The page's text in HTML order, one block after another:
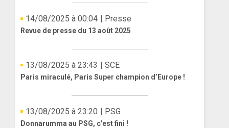
14/08/2025 à 00:04 | Presse
Revue de presse du 13 août 2025
13/08/2025 à 23:43 | SCE
Paris miraculé, Paris Super champion d’Europe !
13/08/2025 à 23:20 | PSG
Donnarumma au PSG, c'est fini !